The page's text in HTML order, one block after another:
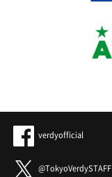
verdyofficial
@TokyoVerdySTAFF